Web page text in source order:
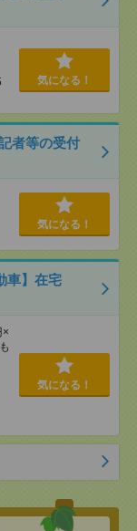
気になる！
者等の受付
気になる！
車】在宅
気になる！